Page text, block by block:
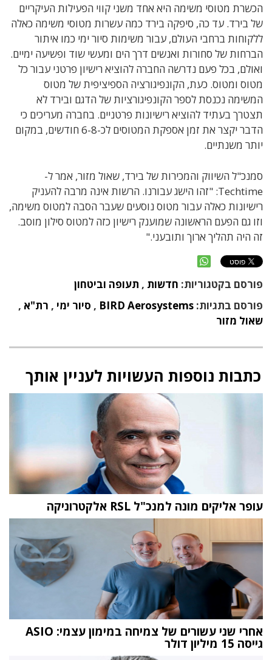
הכשרת מטוסי משימה היא אחד משני קווי הפעילות העיקריים
של בירד. עד כה, סיפקה בירד כמה עשרות מטוסי משימה כאלה
ללקוחות ברחבי העולם, עבור משימות סיור ימי כמו איתור
הברחות של סחורות ואנשים דרך הים ומעשי שוד ופשיעה ימיים.
ואולם, בכל פעם נדרשה החברה להוציא רישיון פרטני עבור כל
מטוס ומטוס. כעת, הקונפיגורציה הספיציפית של מטוס
המשימה נכנסת לספר הקונפיגורציות של הדגם ובירד לא
תצטרך בעתיד להוציא רישיונות פרטניים. בחברה מעריכים כי
הדבר יקצר את זמן אספקת המטוסים לכ-6-8 חודשים, במקום
יותר משנתיים.
סמנכ"ל השיווק והמכירות של בירד, שאול מזור, אמר ל-
Techtime: "זהו הישג עבורנו. הרשות אינה מרבה להעניק
רישיונות כאלה עבור מטוס נוסעים שעבר הסבה למטוס משימה,
וזו גם הפעם הראשונה שמוענק רישיון כזה למטוס סילון מוסב.
זה היה תהליך ארוך ותובעני."
פורסם בקטגוריות: חדשות , תעופה וביטחון
פורסם בתגיות: BIRD Aerosystems
, סיור ימי , רת"א ,
שאול מזור
כתבות נוספות העשויות לעניין אותך
עופר אליקים מונה למנכ"ל RSL אלקטרוניקה
אחרי שני עשורים של צמיחה במימון עצמי: ASIO
גייסה 15 מיליון דולר